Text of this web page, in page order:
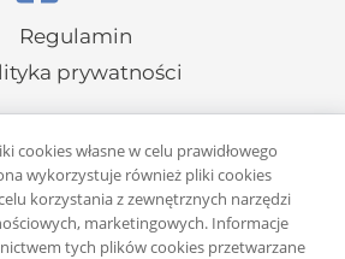
Regulamin
prywatności
© 2026 Rafał Żuber
cookies własne w celu prawidłowego
wykorzystuje również pliki cookies
korzystania z zewnętrznych narzędzi
marketingowych. Informacje
tych plików cookies przetwarzane